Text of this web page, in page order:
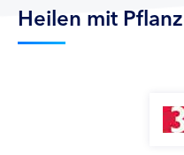
Heilen mit